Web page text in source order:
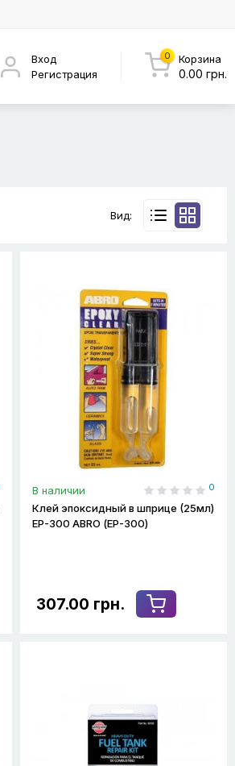
Вход
Регистрация
0 Корзина
0.00 грн.
Вид:
В наличии 0
Клей эпоксидный в шприце (25мл)
ЕР-300 ABRO (ЕР-300)
307.00 грн.